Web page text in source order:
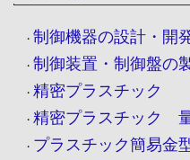
・ 制御機器の設計・開
・ 制御装置・制御盤の
・ 精密プラスチック
・ 精密プラスチック
・ プラスチック簡易金